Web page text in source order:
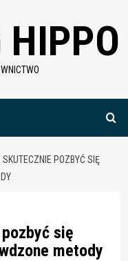
HIPPO
POZBYĆ SIĘ
się
metody